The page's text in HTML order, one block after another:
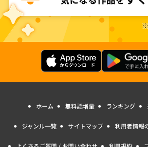
ホーム 無料話増量 ランキング
ジャンル一覧 サイトマップ 利用者情報